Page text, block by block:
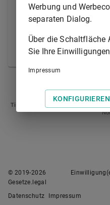
(3) Die Gebühr beträgt
1 Satz 4 ), ist eine
erheben.
Tipp
: Swipen Sie auf dem
© 2019-2026
Gesetze.legal
Datenschutz Impressum
Werbung und
separaten Dialog.
Über die Schaltfläche
Sie Ihre
Impressum
KONFIGURIEREN